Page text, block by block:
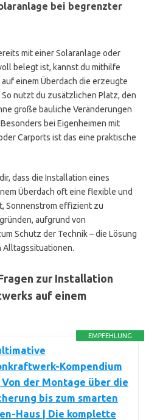
bei begrenzter
mit einer Solaranlage oder
belegt ist, kannst du mithilfe
einem Überdach die erzeugte
nutzt du zusätzlichen Platz, den
große bauliche Veränderungen
bei Eigenheimen mit
Carports ist das eine praktische
dass die Installation eines
Überdach oft eine flexible und
Sonnenstrom effizient zu
aufgrund von
Schutz der Technik – die Lösung
Alltagssituationen.
zur Installation
auf einem
EMPFEHLUNG
Kompendium
Von der Montage über die
bis zum smarten
Haus | Die komplette